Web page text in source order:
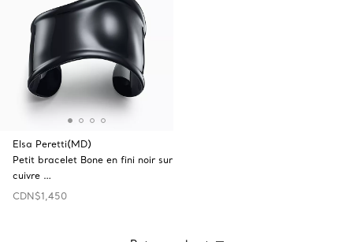
Elsa Peretti(MD)
Petit bracelet Bone en fini noir sur
cuivre …
CDN$1,450